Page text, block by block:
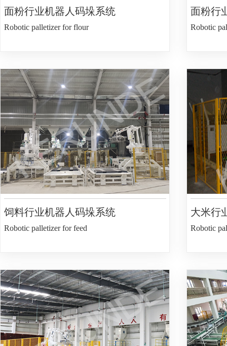
面粉行业机器人码垛系统
Robotic palletizer for flour
面粉行
Robotic
饲料行业机器人码垛系统
Robotic palletizer for feed
大米行
Robotic